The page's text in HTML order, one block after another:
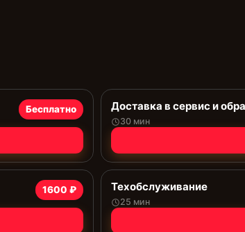
Бесплатно Доставка в сервис и
30 мин
1600 ₽ Техобслуживание
25 мин